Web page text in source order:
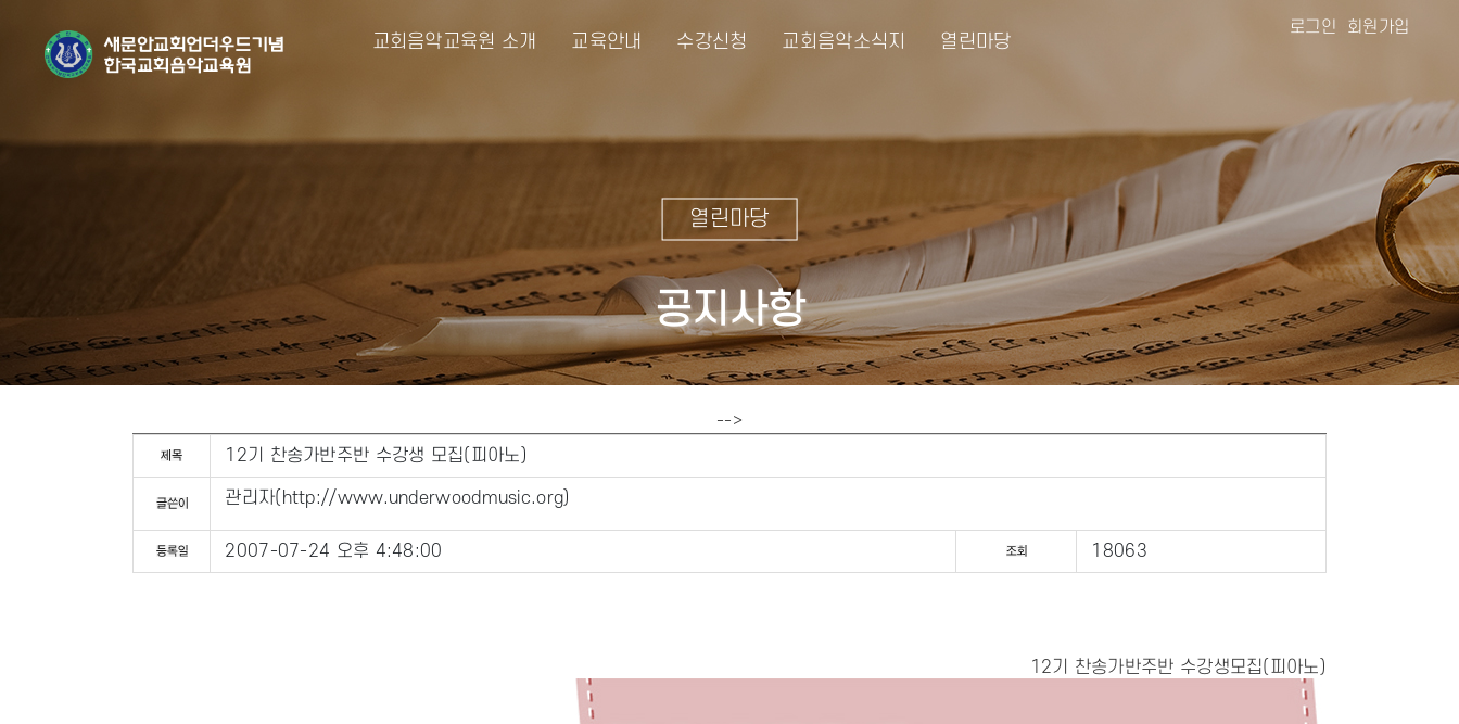
교회음악교육원 소개 교육안내 수강신청 교회음악소식지 열린마당
로그인 회원가입
열린마당
공지사항
-->
12기 찬송가반주반 수강생 모집(피아노)
관리자( http://www.underwoodmusic.org)
2007-07-24 오후 4:48:00 18063
12기 찬송가반주반 수강생모집(피아노)